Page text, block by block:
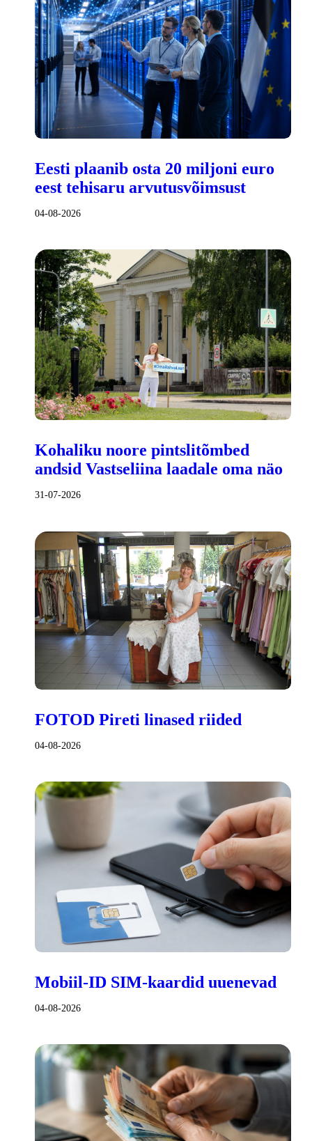
Eesti plaanib osta 20 miljoni euro
eest tehisaru arvutusvõimsust
04-08-2026
Kohaliku noore pintslitõmbed
andsid Vastseliina laadale oma näo
31-07-2026
FOTOD Pireti linased riided
04-08-2026
Mobiil-ID SIM-kaardid uuenevad
04-08-2026